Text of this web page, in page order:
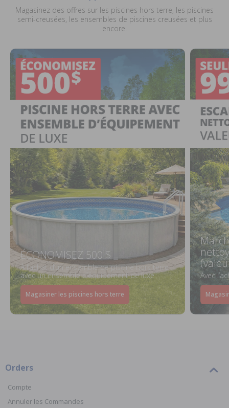
Magasinez des offres sur les piscines hors terre, les piscines
semi-creusées, les ensembles de piscines creusées et plus
encore.
ÉCONOMISEZ 500 $
À l’achat d’un ensemble de piscine hors terre
avec un ensemble d’équipement de luxe
Magasiner les piscines hors terre
Avec
Orders
Compte
Annuler les Commandes